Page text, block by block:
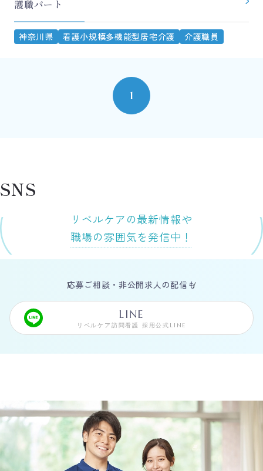
護職パート
神奈川県 看護小規模多機能型居宅介護 介護職員
1
SNS
リベルケアの最新情報や
職場の雰囲気を発信中！
応募ご相談・非公開求人の配信も
LINE
リベルケア訪問看護 採用公式LINE